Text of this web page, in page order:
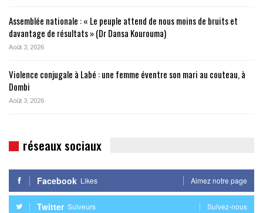
Assemblée nationale : « Le peuple attend de nous moins de bruits et
davantage de résultats » (Dr Dansa Kourouma)
Août 3, 2026
Violence conjugale à Labé : une femme éventre son mari au couteau, à
Dombi
Août 3, 2026
réseaux sociaux
Facebook Likes Aimez notre page
Twitter Suiveurs Suivez-nous